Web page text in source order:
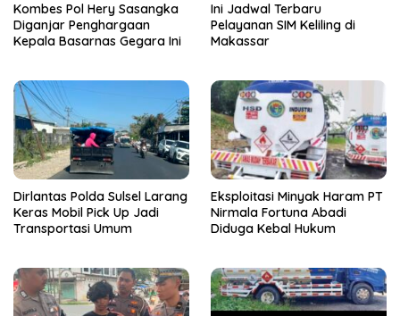
Kombes Pol Hery Sasangka
Diganjar Penghargaan
Kepala Basarnas Gegara Ini
Ini Jadwal Terbaru
Pelayanan SIM Keliling di
Makassar
Dirlantas Polda Sulsel Larang
Keras Mobil Pick Up Jadi
Transportasi Umum
Eksploitasi Minyak Haram PT
Nirmala Fortuna Abadi
Diduga Kebal Hukum